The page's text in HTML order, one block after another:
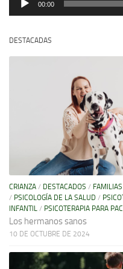
00:00
DESTACADAS
CRIANZA / DESTACADOS / FAMILIAS
/ PSICOLOGÍA DE LA SALUD /
INFANTIL / PSICOTERAPIA PARA
Los hermanos sanos
10 DE OCTUBRE DE 2024